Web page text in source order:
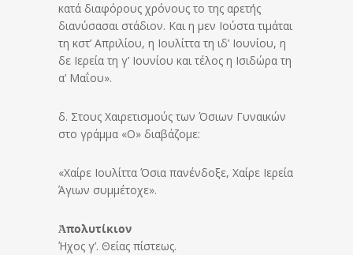
κατά διαφόρους χρόνους το της αρετής
διανύσασαι στάδιον. Και η μεν Ιούστα τιμάται
τη κστ’ Απριλίου, η Ιουλίττα τη ιδ’ Ιουνίου, η
δε Ιερεία τη γ’ Ιουνίου και τέλος η Ισιδώρα τη
α’ Μαΐου».
δ. Στους Χαιρετισμούς των Όσιων Γυναικών
στο γράμμα «Ο» διαβάζομε:
«Χαίρε Ιουλίττα Όσια πανένδοξε, Χαίρε Ιερεία
Άγιων συμμέτοχε».
Ἀπολυτίκιον
Ήχος γ’. Θείας πίστεως.